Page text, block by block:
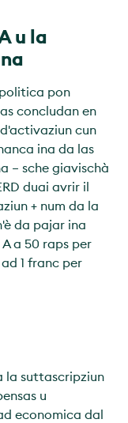
u la
pon
concludan en
cun
ina da las
– sche giavischà
duai avrir il
+ num da la
da pajar ina
a 50 raps per
1 franc per
la suttascripziun
u
economica dal